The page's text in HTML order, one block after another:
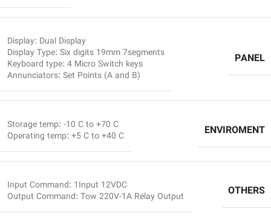
PANEL
Display: Dual Display
Display Type: Six digits 19mm 7segments
Keyboard type: 4 Micro Switch keys
Annunciators: Set Points (A and B)
ENVIROMENT
Storage temp: -10 C to +70 C
Operating temp: +5 C to +40 C
OTHERS
Input Command: 1Input 12VDC
Output Command: Tow 220V-1A Relay Output